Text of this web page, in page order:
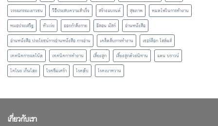
วรรณกรรมเยาวชน
วิธีประสบความสำเร็จ สร้างแบรนด์ สุขภาพ
หมดไฟในการทำงาน
หมอประเสริฐ
หัวเว่ย ออกกำลังกาย อีลอน มัสก์
อ่านหนังสือ
อ่านหนังสือ ประโยชน์การอ่านหนังสือ การอ่าน
เคล็ดลับการทำงาน
เชอร์ล็อก โฮล์มส์
เทคนิคการจดโน้ต
เทคนิคการทำงาน เลี้ยงลูก เลี้ยงลูกด้วยนิทาน
แดน บราวน์
โคโนะ เก็นโตะ
โรคซึมเศร้า โรคตับ โรคเบาหวาน
เกี่ยวกับเรา